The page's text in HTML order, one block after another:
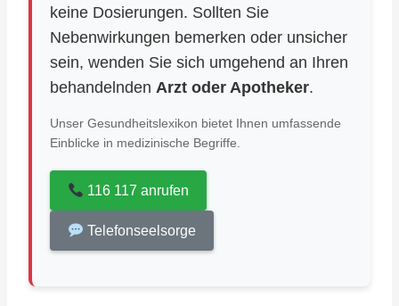
keine Dosierungen. Sollten Sie
Nebenwirkungen bemerken oder unsicher
sein, wenden Sie sich umgehend an Ihren
behandelnden Arzt oder Apotheker.
Unser Gesundheitslexikon bietet Ihnen umfassende
Einblicke in medizinische Begriffe.
116 117 anrufen
Telefonseelsorge